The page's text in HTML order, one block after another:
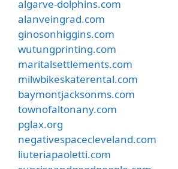
algarve-dolphins.com
alanveingrad.com
ginosonhiggins.com
wutungprinting.com
maritalsettlements.com
milwbikeskaterental.com
baymontjacksonms.com
townofaltonany.com
pglax.org
negativespacecleveland.com
liuteriapaoletti.com